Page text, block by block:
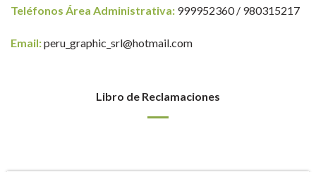
Teléfonos Área Administrativa: 999952360 / 980315217
Email:peru_graphic_srl@hotmail.com
Libro de Reclamaciones